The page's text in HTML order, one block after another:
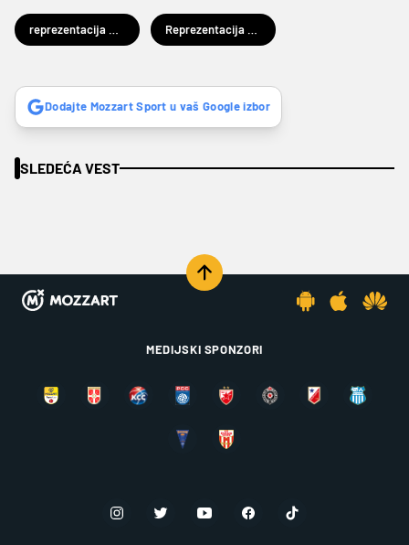
Dodajte Mozzart Sport u vaš Google izbor
SLEDEĆA VEST
MEDIJSKI SPONZORI